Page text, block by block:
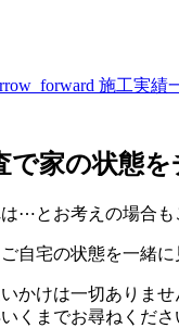
施工実績
家の状態を
⋯とお考えの場合も
自宅の状態を一緒に
かけは一切ありませ
くまでお尋ねくださ